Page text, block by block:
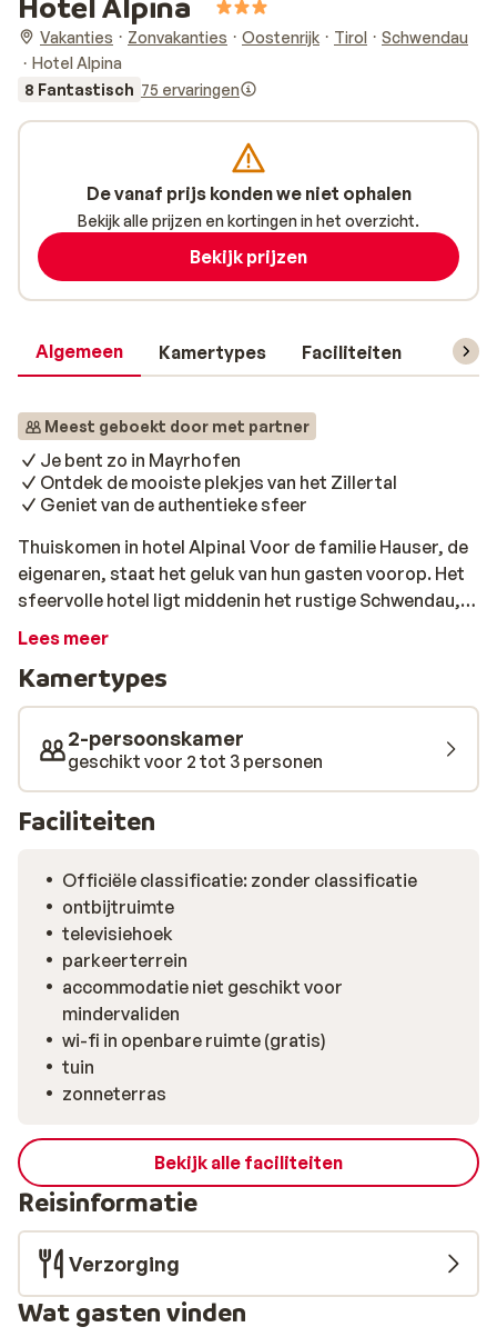
Vakanties Zonvakanties Oostenrijk Tirol
Schwendau
Hotel Alpina
8 Fantastisch 75 ervaringen
Algemeen Kamertypes Faciliteiten
Meest geboekt door met partner
Je bent zo in Mayrhofen
Ontdek de mooiste plekjes van het Zillertal
Geniet van de authentieke sfeer
Thuiskomen in hotel Alpina! Voor de familie Hauser, de
eigenaren, staat het geluk van hun gasten voorop. Het
sfeervolle hotel ligt middenin het rustige Schwendau,
op ca. 4 km van het gezellige centrum van Mayrhofen.
Lees meer
Kamertypes
2-persoonskamer
geschikt voor 2 tot 3 personen
Faciliteiten
Officiële classificatie: zonder classificatie
ontbijtruimte
televisiehoek
parkeerterrein
accommodatie niet geschikt voor
mindervaliden
wi-fi in openbare ruimte (gratis)
tuin
zonneterras
Bekijk alle faciliteiten
Reisinformatie
Verzorging
Wat gasten vinden
De vanaf prijs konden we niet ophalen
Bekijk alle prijzen en kortingen in het overzicht.
Bekijk prijzen